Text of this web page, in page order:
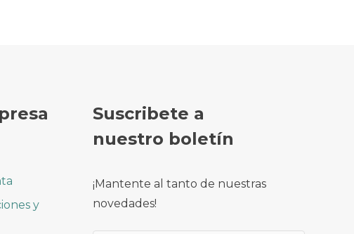
y
Suscribete a
nuestro boletín
¡Mantente al tanto de nuestras
novedades!